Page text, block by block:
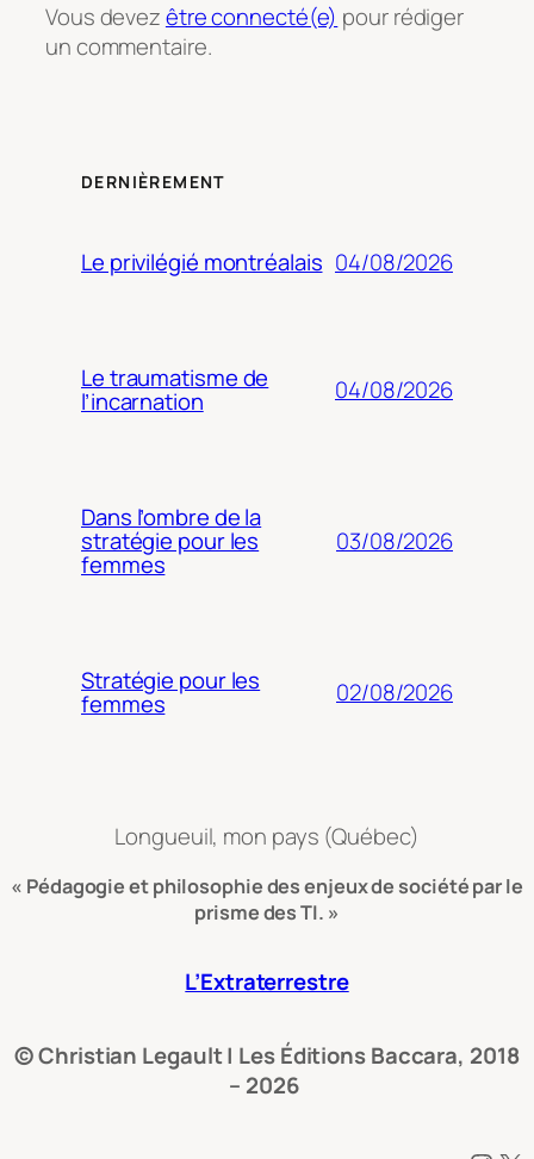
Vous devezêtre connecté(e) pour rédiger
un commentaire.
DERNIÈREMENT
Le privilégié montréalais 04/08/2026
Le traumatisme de
l’incarnation 04/08/2026
Dans l’ombre de la
stratégie pour les
femmes
03/08/2026
Stratégie pour les
femmes 02/08/2026
Longueuil, mon pays (Québec)
« Pédagogie et philosophie des enjeux de société par le
prisme des TI. »
L’Extraterrestre
© Christian Legault | Les Éditions Baccara, 2018
– 2026